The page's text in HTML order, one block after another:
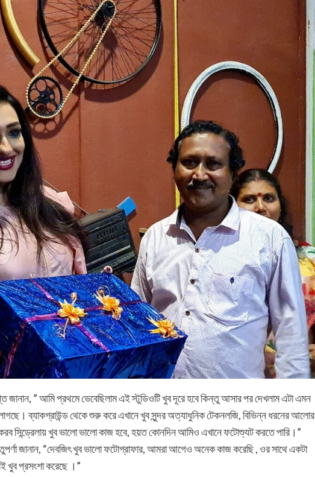
জানান, ” আমি প্রথমে ভেবেছিলাম এই স্টুডিওটি খুব দূরে হবে কিন্তু আসার পর দেখলাম এটা এমন
ব্যাকগ্রাউন্ড থেকে শুরু করে এখানে খুব সুন্দর অত্যাধুনিক টেকনলজি, বিভিন্ন ধরনের আলোর
সিন্ড্রেলায় খুব ভালো ভালো কাজ হবে, হয়ত কোনদিন আমিও এখানে ফটোশ্যুট করতে পারি।”
জানান, “দেবজিৎ খুব ভালো ফটোগ্রাফার, আমরা আগেও অনেক কাজ করেছি , ওর সাথে একটা
খুব প্রসংশা করেছে ।”